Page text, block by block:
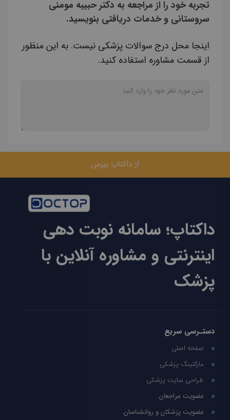
تجربه خود را از مراجعه به دکتر حبیبه مومنی
سروستانی و خدمات دریافتی بنویسید.
اینجا محل درج سوالات پزشکی نیست. به این منظور
از قسمت مشاوره استفاده کنید.
از داکتاپ بپرس
داکتاپ؛ سامانه نوبت دهی
اینترنتی و مشاوره آنلاین با
پزشک
دستـرسی سریع
صفحه اصلی
مارکتینگ پزشکی
طراحی سایت پزشکی
عضویت مراجعان
عضویت پزشکان و روانشناسان